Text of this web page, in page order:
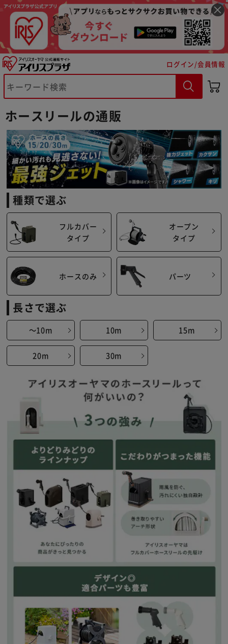
ログイン/会員情報
ホースリールの通販
種類で選ぶ
フルカバー
タイプ
オープン
タイプ
ホースのみ パーツ
長さで選ぶ
～10m 10m 15m
20m 30m
※ご確認ください
カートに入れる 購入手続きへ